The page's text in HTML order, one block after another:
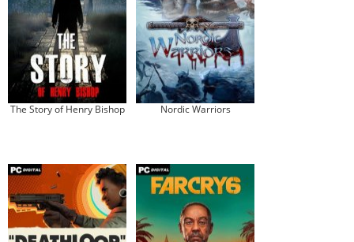
The Story of Henry Bishop Nordic Warriors